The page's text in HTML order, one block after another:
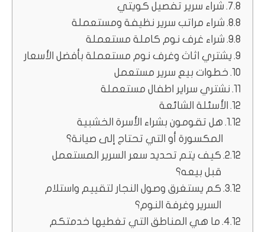
شراء سرير تفصيل كويتي
شراء مراتب سرير نظيفة ومستعملة
شراء غرف نوم كاملة مستعملة
يشتري اثاث وغرف نوم مستعملة بأفضل الأسعار
خطوات بيع سرير مستعمل
نشتري سراير اطفال مستعملة
الأسئلة الشائعة
هل تقومون بشراء الأسرة الخشبية
المكسورة أو التي تحتاج إلى صيانة؟
كيف يتم تحديد سعر السرير المستعمل
قبل بيعه؟
كم يستغرق وصول النجار لتقييم واستلام
السرير وغرفة النوم؟
ما هي المناطق التي تغطيها خدمتكم